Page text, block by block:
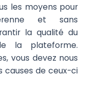
les moyens pour
et sans
la qualité du
la plateforme.
vous devez nous
de ceux-ci